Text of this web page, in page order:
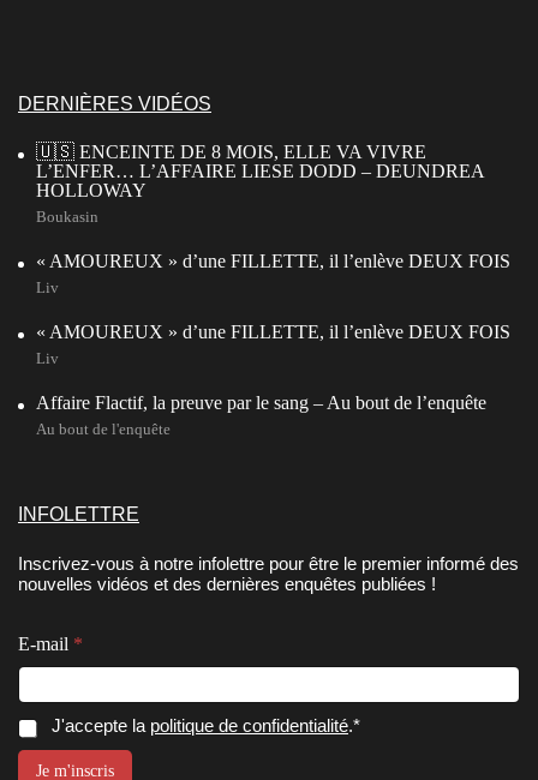
DERNIÈRES VIDÉOS
🇺🇸 ENCEINTE DE 8 MOIS, ELLE VA VIVRE
L’ENFER… L’AFFAIRE LIESE DODD – DEUNDREA
HOLLOWAY
Boukasin
« AMOUREUX » d’une FILLETTE, il l’enlève DEUX FOIS
Liv
« AMOUREUX » d’une FILLETTE, il l’enlève DEUX FOIS
Liv
Affaire Flactif, la preuve par le sang – Au bout de l’enquête
Au bout de l'enquête
INFOLETTRE
Inscrivez-vous à notre infolettre pour être le premier informé des
nouvelles vidéos et des dernières enquêtes publiées !
E-mail *
E
-
C
o
J'accepte la politique de confidentialité.*
Je m'inscris